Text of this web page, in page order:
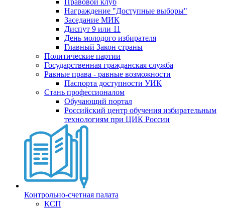
Правовой клуб
Награждение "Доступные выборы"
Заседание МИК
Диспут 9 или 11
День молодого избирателя
Главный Закон страны
Политические партии
Государственная гражданская служба
Равные права - равные возможности
Паспорта доступности УИК
Стань профессионалом
Обучающий портал
Российский центр обучения избирательным
технологиям при ЦИК России
Контрольно-счетная палата
КСП